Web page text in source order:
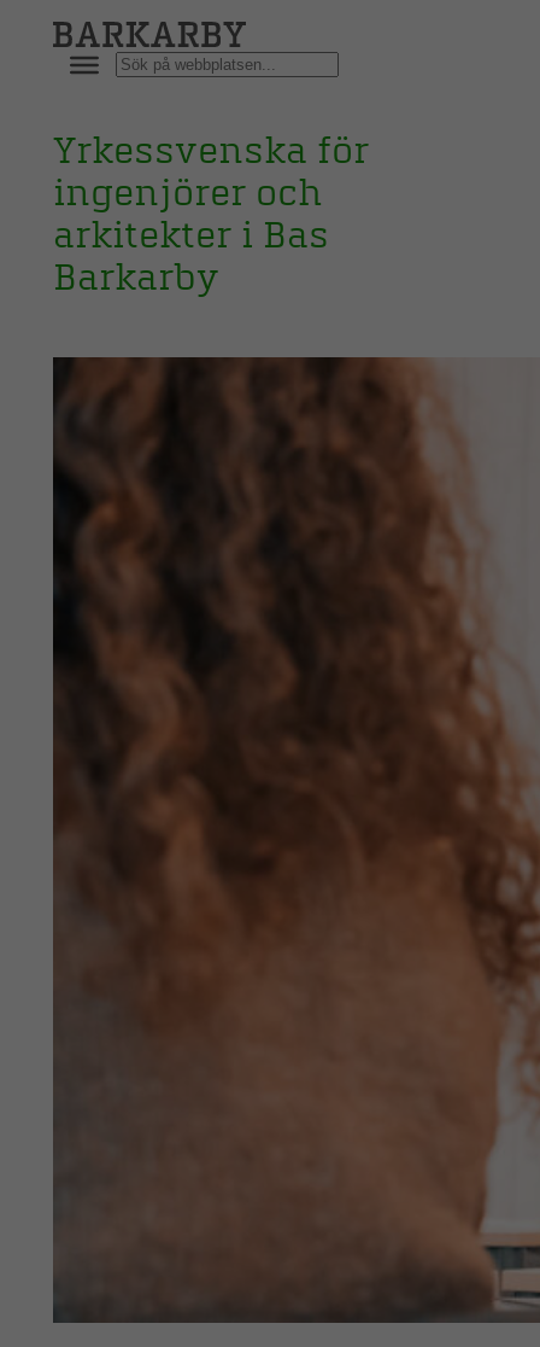
Hoppa
Sök
Yrkessvenska för
ingenjörer och
arkitekter i Bas
Barkarby